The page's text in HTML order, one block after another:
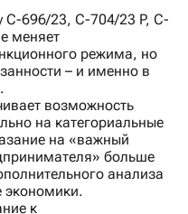
696/23, C-704/23 P, C-
меняет
режима, но
– и именно в
возможность
на категориальные
на «важный
больше
анализа
экономики.
к